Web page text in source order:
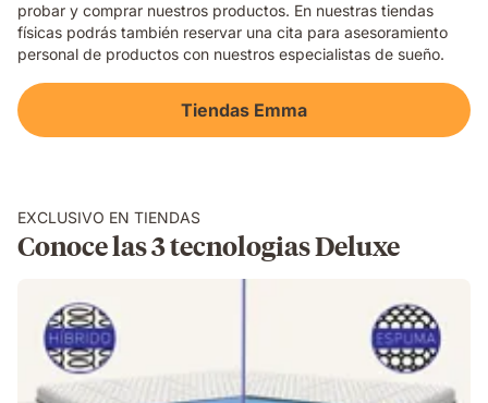
probar y comprar nuestros productos. En nuestras tiendas
físicas podrás también reservar una cita para asesoramiento
personal de productos con nuestros especialistas de sueño.
Tiendas Emma
EXCLUSIVO EN TIENDAS
Conoce las 3 tecnologias Deluxe